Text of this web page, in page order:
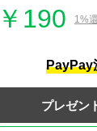
￥190 1%
PayPay
プレゼン